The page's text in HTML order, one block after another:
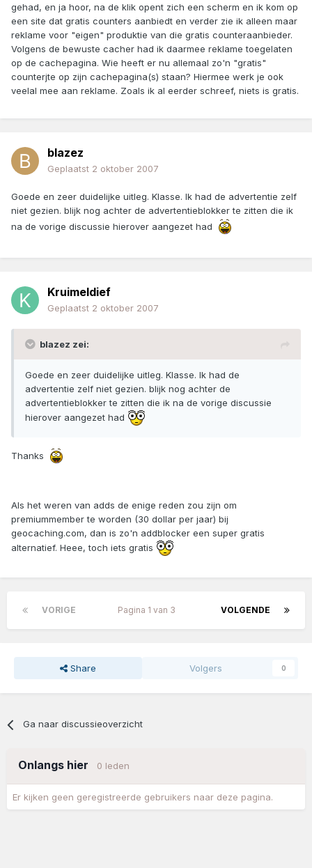
gehad, en ja hoor, na de klik opent zich een scherm en ik kom op
een site dat gratis counters aanbiedt en verder zie ik alleen maar
reklame voor "eigen" produktie van die gratis counteraanbieder.
Volgens de bewuste cacher had ik daarmee reklame toegelaten
op de cachepagina. Wie heeft er nu allemaal zo'n "gratis"
counterjte op zijn cachepagina(s) staan? Hiermee werk je ook
veelal mee aan reklame. Zoals ik al eerder schreef, niets is gratis.
blazez
Geplaatst 2 oktober 2007
Goede en zeer duidelijke uitleg. Klasse. Ik had de advertentie zelf
niet gezien. blijk nog achter de advertentieblokker te zitten die ik
na de vorige discussie hierover aangezet had
Kruimeldief
Geplaatst 2 oktober 2007
blazez zei:
Goede en zeer duidelijke uitleg. Klasse. Ik had de
advertentie zelf niet gezien. blijk nog achter de
advertentieblokker te zitten die ik na de vorige discussie
hierover aangezet had
Thanks
Als het weren van adds de enige reden zou zijn om
premiummember te worden (30 dollar per jaar) bij
geocaching.com, dan is zo'n addblocker een super gratis
alternatief. Heee, toch iets gratis
VORIGE VOLGENDE
Pagina 1 van 3
Share Volgers 0
Ga naar discussieoverzicht
Onlangs hier 0 leden
Er kijken geen geregistreerde gebruikers naar deze pagina.